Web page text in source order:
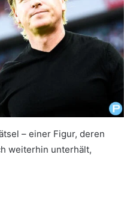
– einer Figur, deren
weiterhin unterhält,